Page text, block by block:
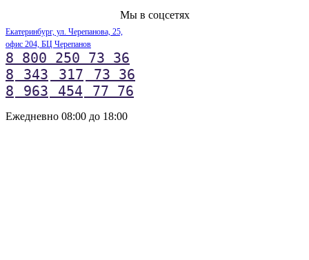
Мы в соцсетях
Екатеринбург, ул. Черепанова, 25,
офис 204, БЦ Черепанов
8 800 250 73 36
8
343 317
73 36
8
963 454 77 76
Ежедневно 08:00 до 18:00